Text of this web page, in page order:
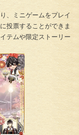
、ミニゲームをプレイ
投票することができま
テムや限定ストーリー